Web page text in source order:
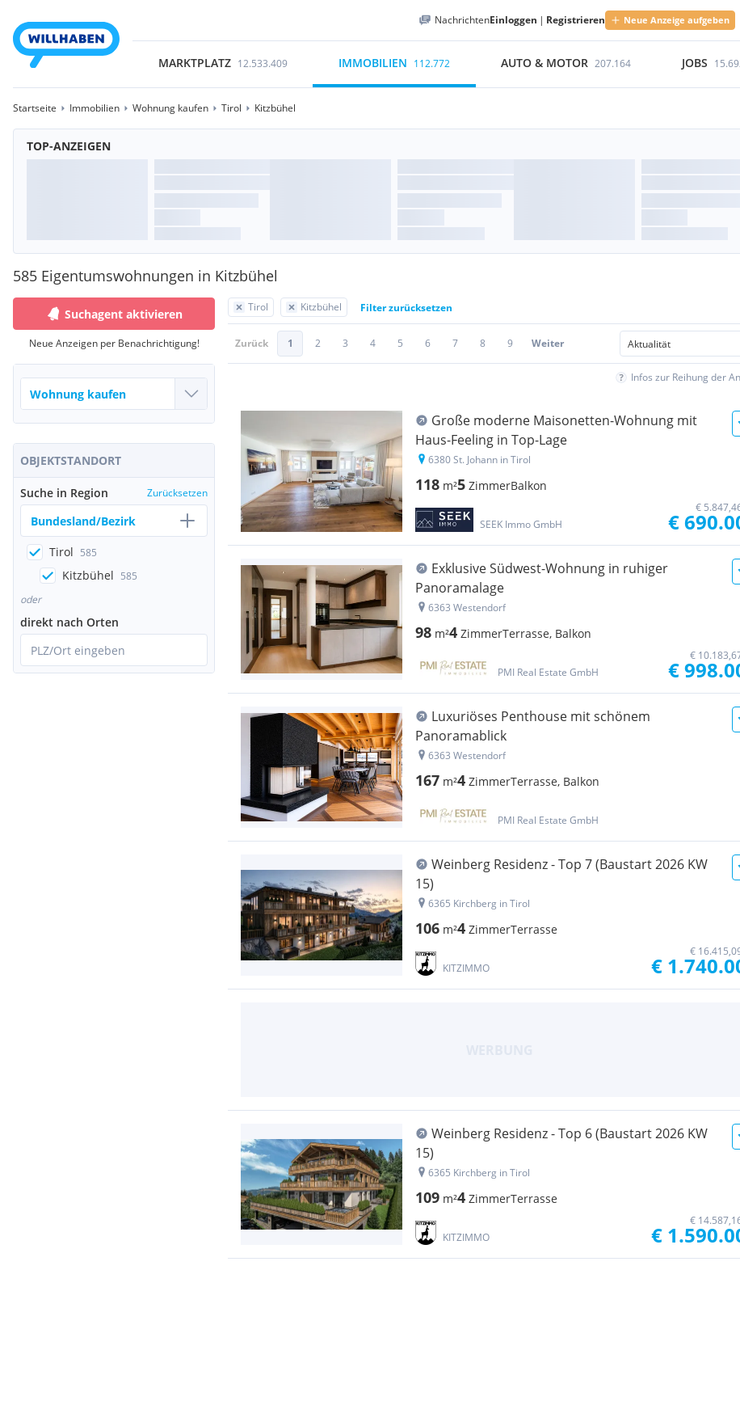
NachrichtenEinloggen | Registrieren Neue Anzeige aufgeben
MARKTPLATZ 12.533.409 IMMOBILIEN 112.772 AUTO & MOTOR 207.164 JOBS
Startseite Immobilien Wohnung kaufen Tirol Kitzbühel
TOP-ANZEIGEN
585 Eigentumswohnungen in Kitzbühel
Suchagent aktivieren
Neue Anzeigen per Benachrichtigung!
OBJEKTSTANDORT
Suche in Region Zurücksetzen
Bundesland/Bezirk
Tirol 585
Kitzbühel 585
oder
direkt nach Orten
PLZ/Ort eingeben
Tirol Kitzbühel Filter zurücksetzen
Zurück 1 2 3 4 5 6 7 8 9 Weiter
Infos zur Reihung der
Große moderne Maisonetten-Wohnung mit
Haus-Feeling in Top-Lage
6380 St. Johann in Tirol
118 m²5 ZimmerBalkon
SEEK Immo GmbH
€
€
Exklusive Südwest-Wohnung in ruhiger
Panoramalage
6363 Westendorf
98 m²4 ZimmerTerrasse, Balkon
PMI Real Estate GmbH
€
€
Luxuriöses Penthouse mit schönem
Panoramablick
6363 Westendorf
167 m²4 ZimmerTerrasse, Balkon
PMI Real Estate GmbH
Weinberg Residenz - Top 7 (Baustart 2026 KW
15)
6365 Kirchberg in Tirol
106 m²4 ZimmerTerrasse
KITZIMMO
€
€
Weinberg Residenz - Top 6 (Baustart 2026 KW
15)
6365 Kirchberg in Tirol
109 m²4 ZimmerTerrasse
KITZIMMO
€
€